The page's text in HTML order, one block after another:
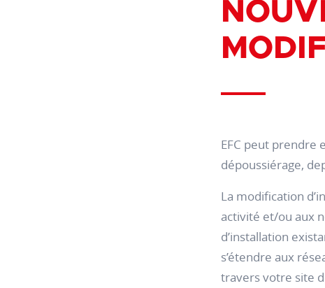
EFC peut prendre
dépoussiérage,
La modification
activité et/ou aux
d’installation
s’étendre aux
travers votre site